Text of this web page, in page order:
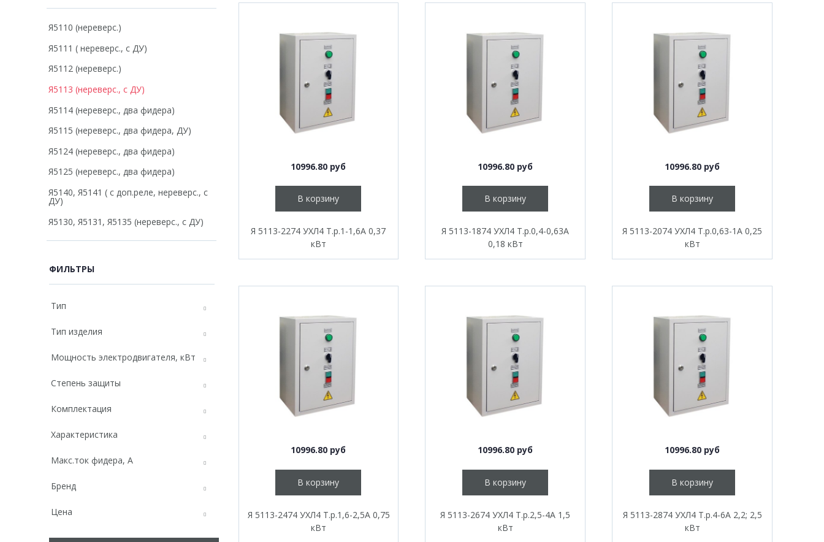
10996.80 руб
В корзину
Я 5113-2274 УХЛ4 Т.р.1-1,6А 0,37
кВт
10996.80 руб
В корзину
Я 5113-1874 УХЛ4 Т.р.0,4-0,63А
0,18 кВт
10996.80 руб
В корзину
Я 5113-2074 УХЛ4 Т.р.0,63-1А 0,25
кВт
10996.80 руб
В корзину
Я 5113-2474 УХЛ4 Т.р.1,6-2,5А 0,75
кВт
10996.80 руб
В корзину
Я 5113-2674 УХЛ4 Т.р.2,5-4А 1,5
кВт
10996.80 руб
В корзину
Я 5113-2874 УХЛ4 Т.р.4-6А 2,2; 2,5
кВт
Я5110 (нереверс.)
Я5111 ( нереверс., с ДУ)
Я5112 (нереверс.)
Я5113 (нереверс., с ДУ)
Я5114 (нереверс., два фидера)
Я5115 (нереверс., два фидера, ДУ)
Я5124 (нереверс., два фидера)
Я5125 (нереверс., два фидера)
Я5140, Я5141 ( с доп.реле, нереверс., с
ДУ)
Я5130, Я5131, Я5135 (нереверс., с ДУ)
ФИЛЬТРЫ
Тип
Тип изделия
Мощность электродвигателя, кВт
Степень защиты
Комплектация
Характеристика
Макс.ток фидера, А
Бренд
Цена